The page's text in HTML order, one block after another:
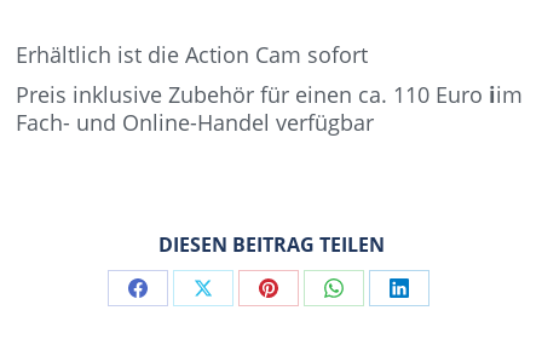
Erhältlich ist die Action Cam sofort
Preis inklusive Zubehör für einen ca. 110 Euro iim
Fach- und Online-Handel verfügbar
DIESEN BEITRAG TEILEN
Share Share Share Share Share